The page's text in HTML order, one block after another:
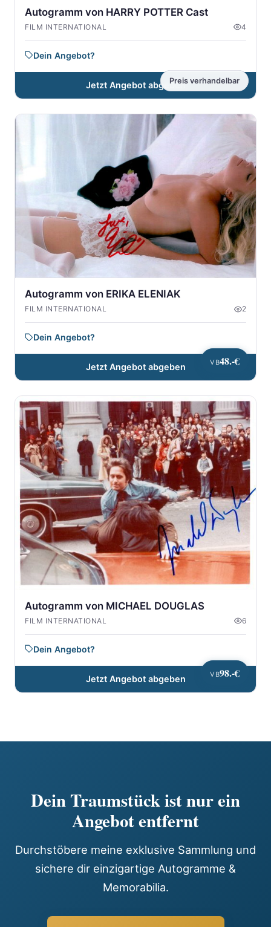
Preis verhandelbar
Autogramm von HARRY POTTER Cast
FILM INTERNATIONAL 4
Dein Angebot?
Jetzt Angebot abgeben
VB48.-€
Autogramm von ERIKA ELENIAK
FILM INTERNATIONAL 2
Dein Angebot?
Jetzt Angebot abgeben
VB98.-€
Autogramm von MICHAEL DOUGLAS
FILM INTERNATIONAL 6
Dein Angebot?
Jetzt Angebot abgeben
Dein Traumstück ist nur ein
Angebot entfernt
Durchstöbere meine exklusive Sammlung und
sichere dir einzigartige Autogramme &
Memorabilia.